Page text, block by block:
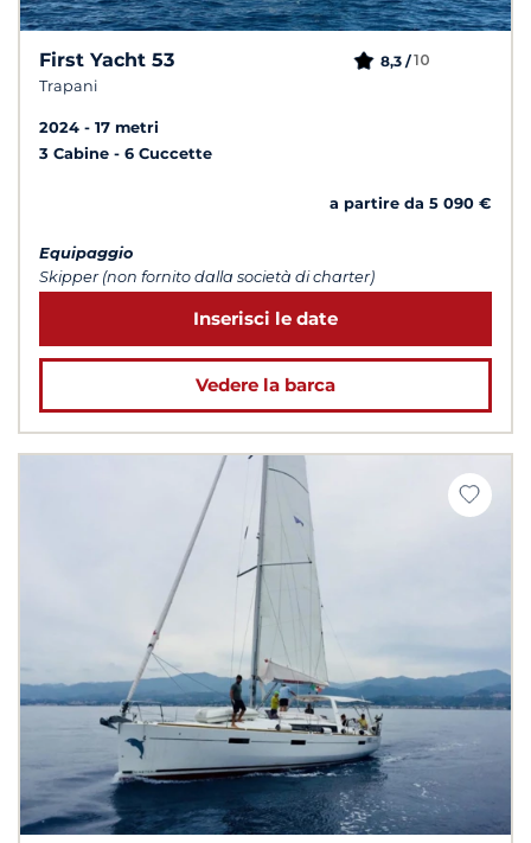
First Yacht 53
Trapani
8,3 /10
2024
17 metri
3 Cabine
6 Cuccette
a partire da 5 090 €
Equipaggio
Skipper (non fornito dalla società di charter)
Inserisci le date
Vedere la barca